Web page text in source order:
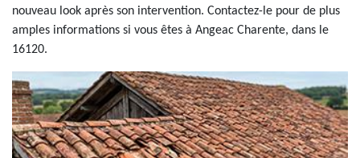
nouveau look après son intervention. Contactez-le pour de plus
amples informations si vous êtes à Angeac Charente, dans le
16120.